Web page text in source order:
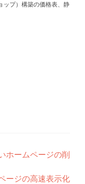
ップ）構築の価格表、静
ホームページの削
ージの高速表示化